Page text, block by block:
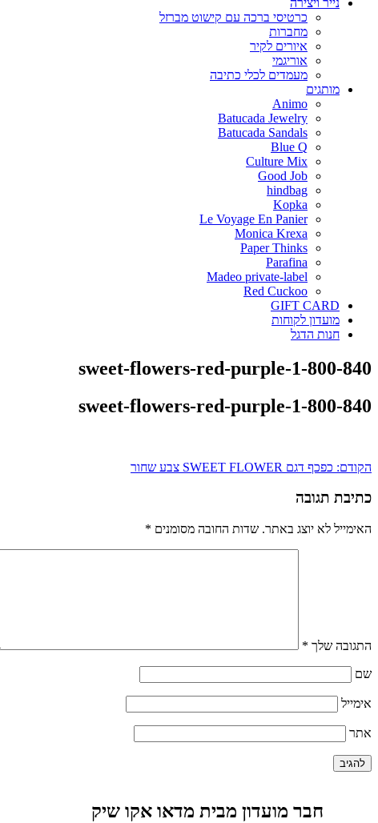
נייר ויצירה
כרטיסי ברכה עם קישוט מברזל
מחברות
איורים לקיר
אוריגמי
מעמדים לכלי כתיבה
מותגים
Animo
Batucada Jewelry
Batucada Sandals
Blue Q
Culture Mix
Good Job
hindbag
Kopka
Le Voyage En Panier
Monica Krexa
Paper Thinks
Parafina
Madeo private-label
Red Cuckoo
GIFT CARD
מועדון לקוחות
חנות הדגל
sweet-flowers-red-purple-1-800-840
sweet-flowers-red-purple-1-800-840
ניווט
הקודם: כפכף דגם SWEET FLOWER צבע שחור
כתיבת תגובה
האימייל לא יוצג באתר. שדות החובה מסומנים *
התגובה שלך *
שם
אימייל
אתר
חבר מועדון מבית מדאו אקו שיק